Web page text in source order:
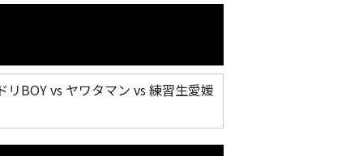
BOY vs ヤワタマン vs 練習生愛媛